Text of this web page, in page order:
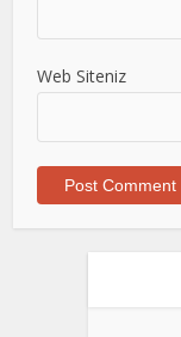
Web Siteniz